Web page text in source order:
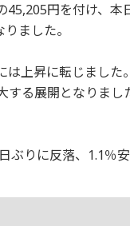
円を付け、
ました。
上昇に転じまし
する展開となりま
りに反落、1.1％